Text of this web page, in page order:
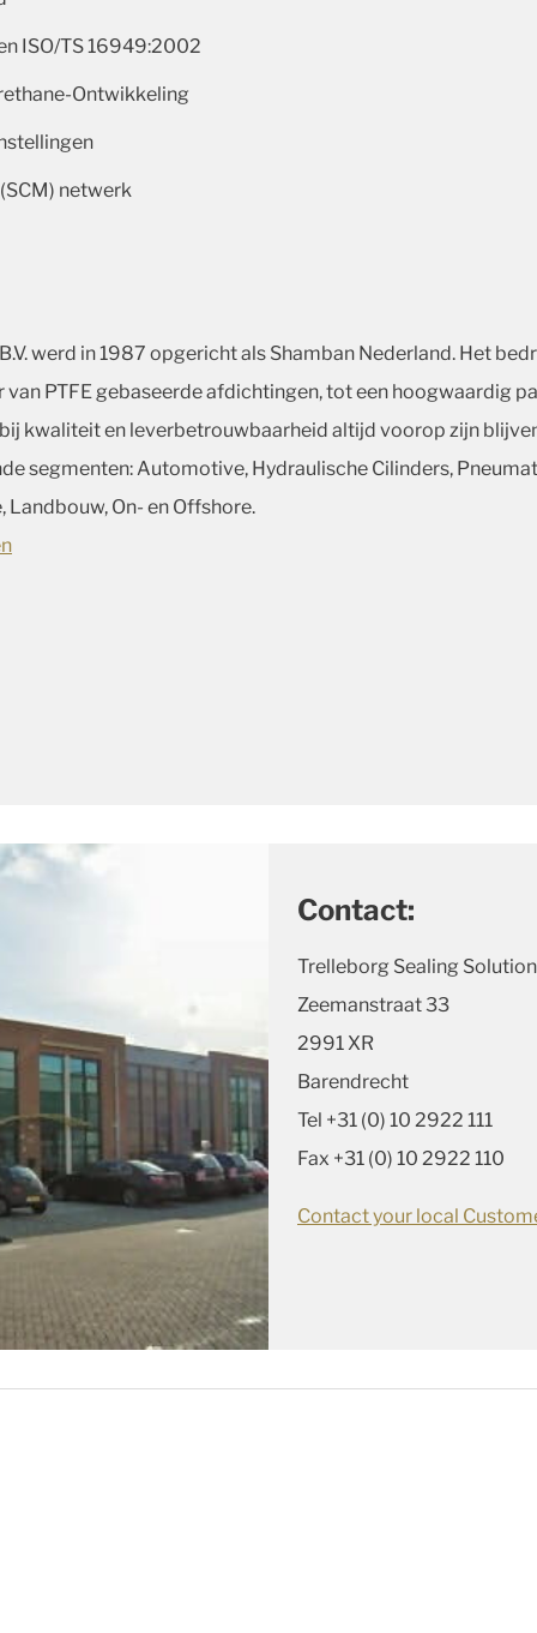
ISO/TS 16949:2002
Ontwikkeling
netwerk
werd in 1987 opgericht als Shamban Nederland. Het
PTFE gebaseerde afdichtingen, tot een hoogwaardig
kwaliteit en leverbetrouwbaarheid altijd voorop zijn
segmenten: Automotive, Hydraulische Cilinders,
On- en Offshore.
Contact:
Trelleborg Sealing
Zeemanstraat 33
2991 XR
Barendrecht
Tel +31 (0) 10 2922 111
Fax +31 (0) 10 2922 110
Contact your local